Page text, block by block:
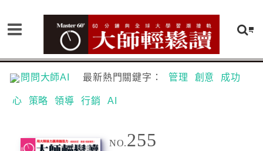
問問大師AI 最新熱門關鍵字： 管理 創意 成功
心 策略 領導 行銷 AI
NO.255